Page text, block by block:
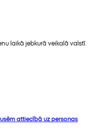
laikā jebkurā veikalā valstī.
attiecībā uz personas